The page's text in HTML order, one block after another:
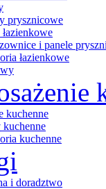
prysznicowe
i panele
łazienkowe
kuchenne
kuchenne
i doradztwo